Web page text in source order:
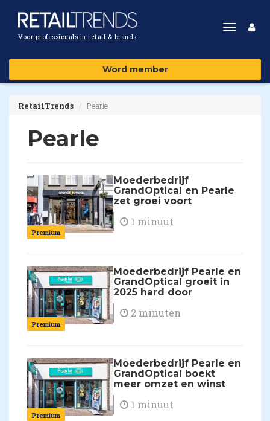
Voor professionals in retail & brands
Toggle
Word member
RetailTrends Pearle
Pearle
Premium
Moederbedrijf
GrandOptical en Pearle
zet groei voort
1 minuut
Premium
Moederbedrijf Pearle en
GrandOptical groeit in
2025 hard door
2 minuten
Premium
Moederbedrijf Pearle en
GrandOptical boekt
meer omzet en winst
1 minuut